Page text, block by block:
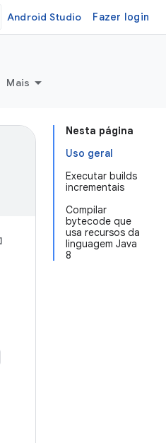
Android Studio Fazer login
Mais
Nesta página
Uso geral
Executar builds
incrementais
Compilar
bytecode que
usa recursos da
linguagem Java
8